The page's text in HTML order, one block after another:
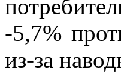
-5,7%
из-за